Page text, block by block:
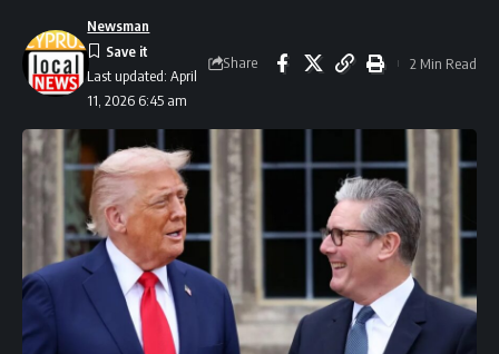
Last updated: April
11, 2026 6:45 am
Newsman
Share 2 Min Read